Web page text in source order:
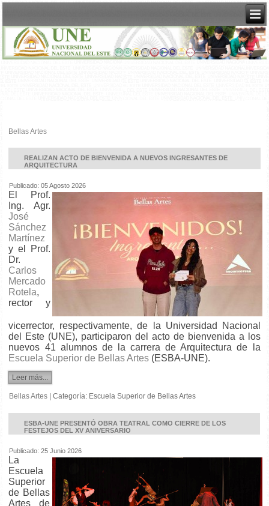
Bellas Artes
REALIZAN ACTO DE BIENVENIDA A NUEVOS INGRESANTES DE
ARQUITECTURA
Publicado: 05 Agosto 2026
El Prof.
Ing. Agr.
José
Sánchez
Martínez
y el Prof.
Dr.
Carlos
Mercado
Rotela,
rector y
vicerrector, respectivamente, de la Universidad Nacional
del Este (UNE), participaron del acto de bienvenida a los
nuevos 41 alumnos de la carrera de Arquitectura de la
Escuela Superior de Bellas Artes (ESBA-UNE).
Leer más...
Bellas Artes |Categoría: Escuela Superior de Bellas Artes
ESBA-UNE PRESENTÓ OBRA TEATRAL COMO CIERRE DE LOS
FESTEJOS DEL XV ANIVERSARIO
Publicado: 25 Junio 2026
La
Escuela
Superior
de Bellas
Artes de